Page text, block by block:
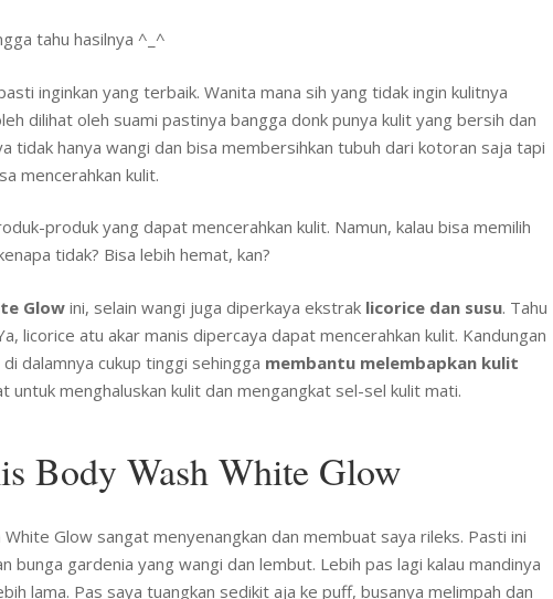
tahu hasilnya ^_^
inginkan yang terbaik. Wanita mana sih yang tidak ingin kulitnya
dilihat oleh suami pastinya bangga donk punya kulit yang bersih dan
tidak hanya wangi dan bisa membersihkan tubuh dari kotoran saja tapi
mencerahkan kulit.
produk yang dapat mencerahkan kulit. Namun, kalau bisa memilih
tidak? Bisa lebih hemat, kan?
Glow ini, selain wangi juga diperkaya ekstrak licorice dan susu. Tahu
licorice atu akar manis dipercaya dapat mencerahkan kulit. Kandungan
dalamnya cukup tinggi sehingga membantu melembapkan kulit
untuk menghaluskan kulit dan mengangkat sel-sel kulit mati.
Body Wash White Glow
Glow sangat menyenangkan dan membuat saya rileks. Pasti ini
bunga gardenia yang wangi dan lembut. Lebih pas lagi kalau mandinya
lama. Pas saya tuangkan sedikit aja ke puff, busanya melimpah dan